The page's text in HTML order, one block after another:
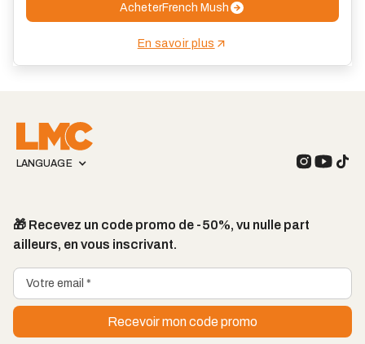
AcheterFrench Mush
En savoir plus
LANGUAGE
🎁 Recevez un code promo de -50%, vu nulle part
ailleurs, en vous inscrivant.